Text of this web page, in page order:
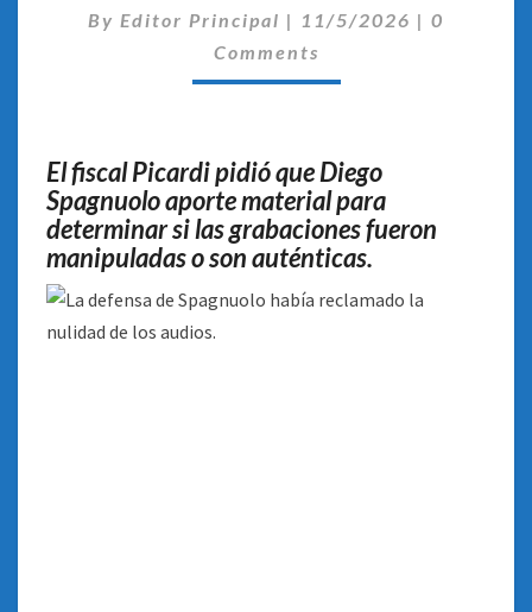
VOZ
DE
DE
LA
CAUSA
By Editor Principal | 11/5/2026 | 0
Comments
El fiscal Picardi pidió que Diego
Spagnuolo aporte material para
determinar si las grabaciones fueron
manipuladas o son auténticas.